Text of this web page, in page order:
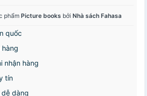
phẩm Picture books bởi Nhà sách Fahasa
quốc
nhận hàng
tín
dàng